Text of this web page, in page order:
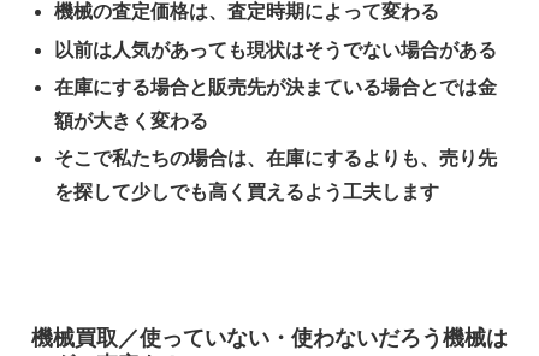
機械の査定価格は、査定時期によって変わる
以前は人気があっても現状はそうでない場合がある
在庫にする場合と販売先が決まている場合とでは金
額が大きく変わる
そこで私たちの場合は、在庫にするよりも、売り先
を探して少しでも高く買えるよう工夫します
機械買取／使っていない・使わないだろう機械は